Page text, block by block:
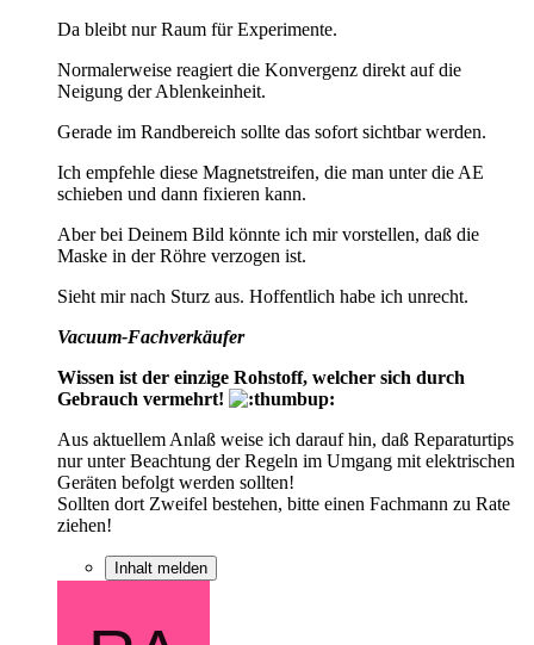
Da bleibt nur Raum für Experimente.
Normalerweise reagiert die Konvergenz direkt auf die
Neigung der Ablenkeinheit.
Gerade im Randbereich sollte das sofort sichtbar werden.
Ich empfehle diese Magnetstreifen, die man unter die AE
schieben und dann fixieren kann.
Aber bei Deinem Bild könnte ich mir vorstellen, daß die
Maske in der Röhre verzogen ist.
Sieht mir nach Sturz aus. Hoffentlich habe ich unrecht.
Vacuum-Fachverkäufer
Wissen ist der einzige Rohstoff, welcher sich durch
Gebrauch vermehrt!
Aus aktuellem Anlaß weise ich darauf hin, daß Reparaturtips
nur unter Beachtung der Regeln im Umgang mit elektrischen
Geräten befolgt werden sollten!
Sollten dort Zweifel bestehen, bitte einen Fachmann zu Rate
ziehen!
Inhalt melden